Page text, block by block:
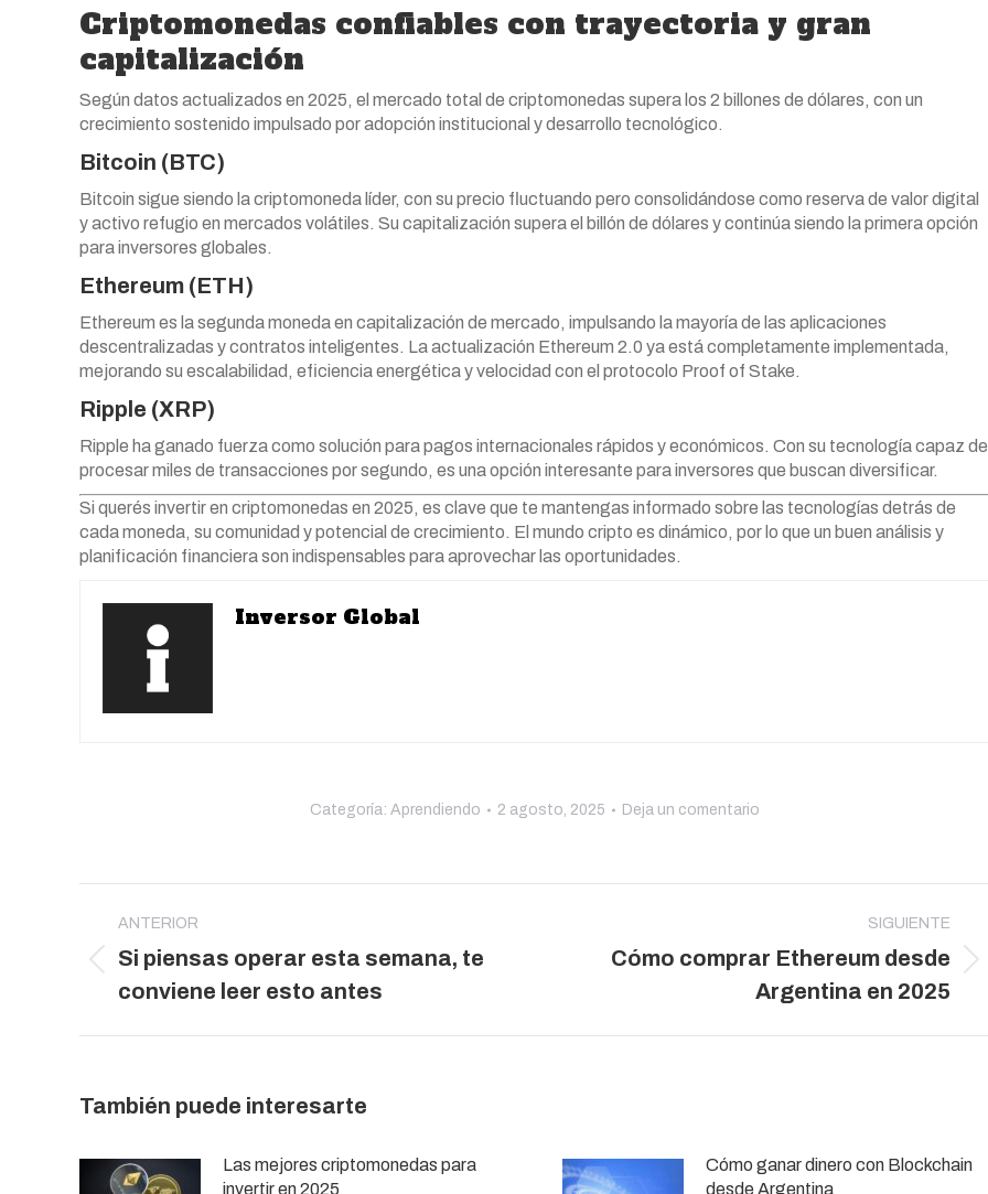
Criptomonedas confiables con trayectoria y gran
capitalización
Según datos actualizados en 2025, el mercado total de criptomonedas supera los 2 billones de dólares, con un
crecimiento sostenido impulsado por adopción institucional y desarrollo tecnológico.
Bitcoin (BTC)
Bitcoin sigue siendo la criptomoneda líder, con su precio fluctuando pero consolidándose como reserva de valor digital
y activo refugio en mercados volátiles. Su capitalización supera el billón de dólares y continúa siendo la primera opción
para inversores globales.
Ethereum (ETH)
Ethereum es la segunda moneda en capitalización de mercado, impulsando la mayoría de las aplicaciones
descentralizadas y contratos inteligentes. La actualización Ethereum 2.0 ya está completamente implementada,
mejorando su escalabilidad, eficiencia energética y velocidad con el protocolo Proof of Stake.
Ripple (XRP)
Ripple ha ganado fuerza como solución para pagos internacionales rápidos y económicos. Con su tecnología capaz de
procesar miles de transacciones por segundo, es una opción interesante para inversores que buscan diversificar.
Si querés invertir en criptomonedas en 2025, es clave que te mantengas informado sobre las tecnologías detrás de
cada moneda, su comunidad y potencial de crecimiento. El mundo cripto es dinámico, por lo que un buen análisis y
planificación financiera son indispensables para aprovechar las oportunidades.
Inversor Global
Categoría: Aprendiendo 2 agosto, 2025 Deja un comentario
entre
publicaciones
ANTERIOR
Publicación
anterior:
Si piensas operar esta semana, te
conviene leer esto antes
SIGUIENTE
PublicaciónCómo comprar Ethereum desde
Argentina en 2025
También puede interesarte
Las mejores criptomonedas para
invertir en 2025
Cómo ganar dinero con Blockchain
desde Argentina